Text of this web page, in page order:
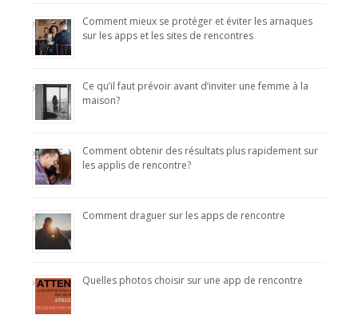
Comment mieux se protéger et éviter les arnaques
sur les apps et les sites de rencontres
Ce qu’il faut prévoir avant d’inviter une femme à la
maison?
Comment obtenir des résultats plus rapidement sur
les applis de rencontre?
Comment draguer sur les apps de rencontre
Quelles photos choisir sur une app de rencontre